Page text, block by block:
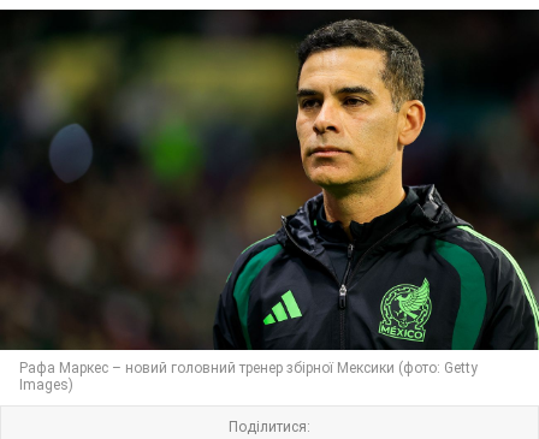
Рафа Маркес – новий головний тренер збірної Мексики (фото: Getty
Images)
Поділитися: